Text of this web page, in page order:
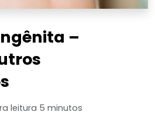
–
leitura 5 minutos